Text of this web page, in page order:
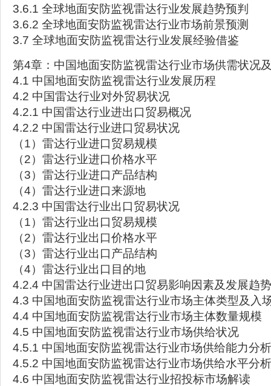
3.6.1 全球地面安防监视雷达行业发展趋势预判
3.6.2 全球地面安防监视雷达行业市场前景预测
3.7 全球地面安防监视雷达行业发展经验借鉴
第4章：中国地面安防监视雷达行业市场供需状况
4.1 中国地面安防监视雷达行业发展历程
4.2 中国雷达行业对外贸易状况
4.2.1 中国雷达行业进出口贸易概况
4.2.2 中国雷达行业进口贸易状况
（1）雷达行业进口贸易规模
（2）雷达行业进口价格水平
（3）雷达行业进口产品结构
（4）雷达行业进口来源地
4.2.3 中国雷达行业出口贸易状况
（1）雷达行业出口贸易规模
（2）雷达行业出口价格水平
（3）雷达行业出口产品结构
（4）雷达行业出口目的地
4.2.4 中国雷达行业进出口贸易影响因素及发展趋势
4.3 中国地面安防监视雷达行业市场主体类型及入
4.4 中国地面安防监视雷达行业市场主体数量规模
4.5 中国地面安防监视雷达行业市场供给状况
4.5.1 中国地面安防监视雷达行业市场供给能力分析
4.5.2 中国地面安防监视雷达行业市场供给水平分析
4.6 中国地面安防监视雷达行业招投标市场解读